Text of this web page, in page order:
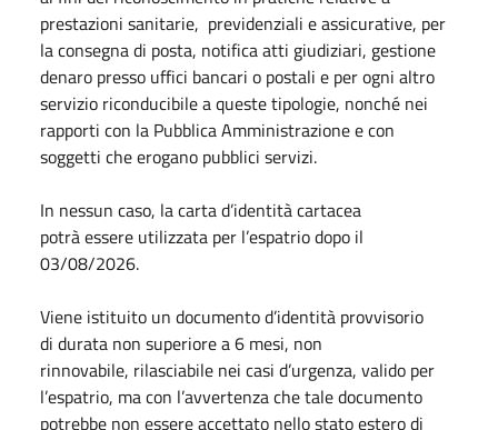
prestazioni sanitarie, previdenziali e assicurative, per
la consegna di posta, notifica atti giudiziari, gestione
denaro presso uffici bancari o postali e per ogni altro
servizio riconducibile a queste tipologie, nonché nei
rapporti con la Pubblica Amministrazione e con
soggetti che erogano pubblici servizi.
In nessun caso, la carta d’identità cartacea
potrà essere utilizzata per l’espatrio dopo il
03/08/2026.
Viene istituito un documento d’identità provvisorio
di durata non superiore a 6 mesi, non
rinnovabile, rilasciabile nei casi d’urgenza, valido per
l’espatrio, ma con l’avvertenza che tale documento
potrebbe non essere accettato nello stato estero di